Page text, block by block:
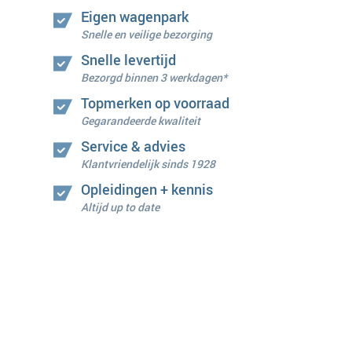
Eigen wagenpark
Snelle en veilige bezorging
Snelle levertijd
Bezorgd binnen 3 werkdagen*
Topmerken op voorraad
Gegarandeerde kwaliteit
Service & advies
Klantvriendelijk sinds 1928
Opleidingen + kennis
Altijd up to date